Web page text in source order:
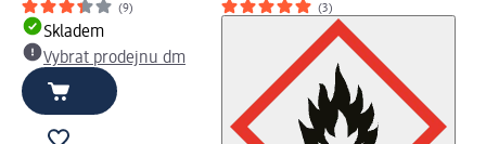
(9)
Skladem
Vybrat prodejnu dm
(3)